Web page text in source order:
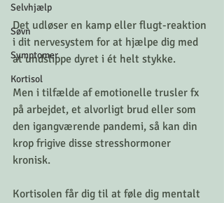
Selvhjælp
Søvn
Symptomer
Kortisol
Det udløser en kamp eller flugt-reaktion
i dit nervesystem for at hjælpe dig med
at undslippe dyret i ét helt stykke.
Men i tilfælde af emotionelle trusler fx
på arbejdet, et alvorligt brud eller som
den igangværende pandemi, så kan din
krop frigive disse stresshormoner
kronisk.
Kortisolen får dig til at føle dig mentalt